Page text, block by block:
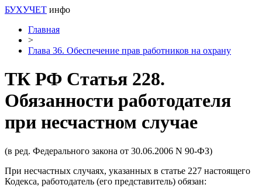
БУХУЧЕТ инфо
Главная
>
Глава 36. Обеспечение прав работников на охрану
ТК РФ Статья 228.
Обязанности работодателя
при несчастном случае
(в ред. Федерального закона от 30.06.2006 N 90-ФЗ)
При несчастных случаях, указанных в статье 227 настоящего
Кодекса, работодатель (его представитель) обязан: